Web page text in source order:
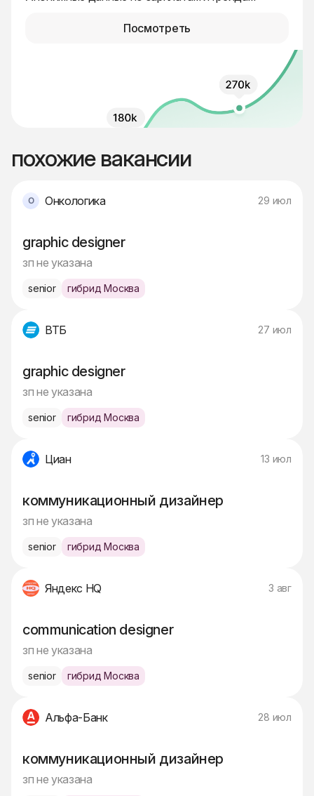
Посмотреть
похожие вакансии
Онкологика 29 июл
graphic designer
зп не указана
senior гибрид Москва
ВТБ 27 июл
graphic designer
зп не указана
senior гибрид Москва
Циан 13 июл
коммуникационный дизайнер
зп не указана
senior гибрид Москва
Яндекс HQ 3 авг
communication designer
зп не указана
senior гибрид Москва
Альфа-Банк 28 июл
коммуникационный дизайнер
зп не указана